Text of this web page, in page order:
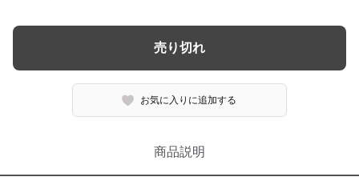
売り切れ
お気に入りに追加する
商品説明